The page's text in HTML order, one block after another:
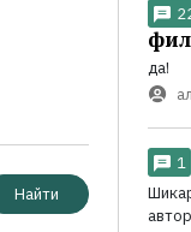
Найти
да!
1